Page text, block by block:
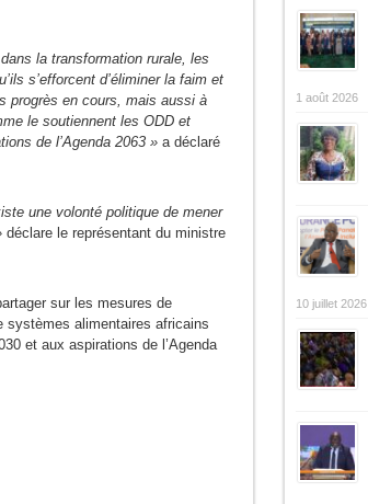
la transformation rurale, les
s’efforcent d’éliminer la faim et
progrès en cours, mais aussi à
le soutiennent les ODD et
de l’Agenda 2063 »a déclaré
une volonté politique de mener
déclare le représentant du ministre
sur les mesures de
alimentaires africains
et aux aspirations de l’Agenda
1 août 2026
10 juillet 2026